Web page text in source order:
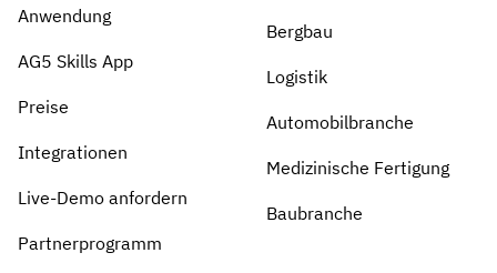
Anwendung
AG5 Skills App
Preise
Integrationen
Live-Demo anfordern
Partnerprogramm
Bergbau
Logistik
Automobilbranche
Medizinische Fertigung
Baubranche